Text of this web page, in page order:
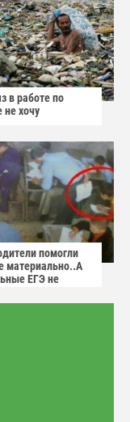
в работе по
не хочу
помогли
материально..А
ЕГЭ не